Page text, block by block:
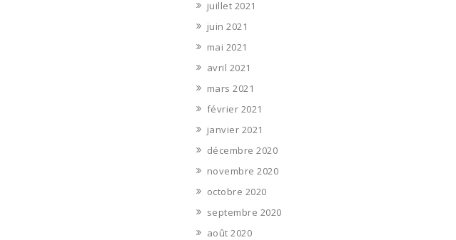
juillet 2021
juin 2021
mai 2021
avril 2021
mars 2021
février 2021
janvier 2021
décembre 2020
novembre 2020
octobre 2020
septembre 2020
août 2020